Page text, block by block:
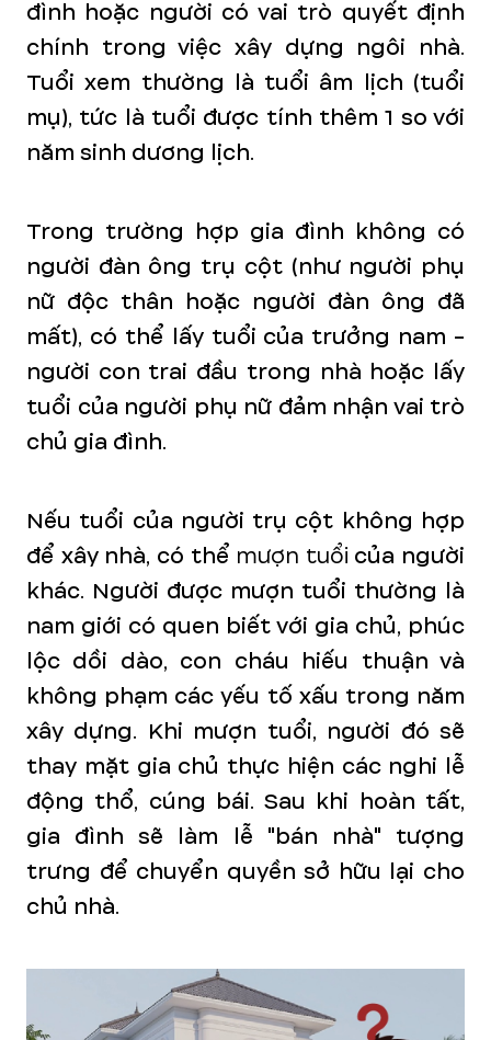
đình hoặc người có vai trò quyết định
chính trong việc xây dựng ngôi nhà.
Tuổi xem thường là tuổi âm lịch (tuổi
mụ), tức là tuổi được tính thêm 1 so với
năm sinh dương lịch.
Trong trường hợp gia đình không có
người đàn ông trụ cột (như người phụ
nữ độc thân hoặc người đàn ông đã
mất), có thể lấy tuổi của trưởng nam -
người con trai đầu trong nhà hoặc lấy
tuổi của người phụ nữ đảm nhận vai trò
chủ gia đình.
Nếu tuổi của người trụ cột không hợp
để xây nhà, có thể mượn tuổi của người
khác. Người được mượn tuổi thường là
nam giới có quen biết với gia chủ, phúc
lộc dồi dào, con cháu hiếu thuận và
không phạm các yếu tố xấu trong năm
xây dựng. Khi mượn tuổi, người đó sẽ
thay mặt gia chủ thực hiện các nghi lễ
động thổ, cúng bái. Sau khi hoàn tất,
gia đình sẽ làm lễ "bán nhà" tượng
trưng để chuyển quyền sở hữu lại cho
chủ nhà.